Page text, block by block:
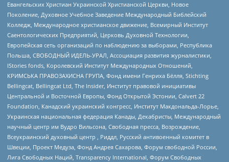
Евангельских Христиан Украинской Христианской Церкви, Новое
Поколение, Духовное Учебное Заведение Международный Библейский
Колледж, Международное христианское движение, Всемирный Институт
Саентологических Предприятий, Церковь Духовной Технологии,
Европейская сеть организаций по наблюдению за выборами, Республика
Польша, СВОБОДНЫЙ ИДЕЛЬ-УРАЛ, Ассоциация развития журналистики,
IStories fonds, Королевский Институт Международных Отношений,
КРИМСЬКА ПРАВОЗАХИСНА ГРУПА, Фонд имени Генриха Бёлля, Stichting
Bellingcat, Bellingcat Ltd, The Insider, Институт правовой инициативы
Центральной и Восточной Европы, Фонд Открытой Эстонии, Calvert 22
Foundation, Канадский украинский конгресс, Институт Макдональда-Лорье,
Украинская национальная федерация Канады, Декабристы, Международный
научный центр им Вудро Вильсона, Свободная пресса, Возрождение,
Всеукраинский духовный центр , Риддл, Русский антивоенный комитет в
Швеции, Проект Медуза, Фонд Андрея Сахарова, Форум свободной России,
Лига Свободных Наций, Transparеncy International, Форум Свободных